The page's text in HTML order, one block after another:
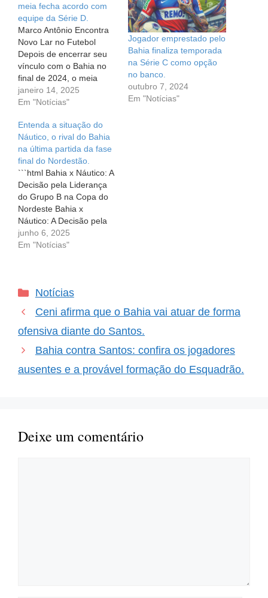
meia fecha acordo com
equipe da Série D.
Marco Antônio Encontra
Novo Lar no Futebol
Depois de encerrar seu
vínculo com o Bahia no
final de 2024, o meia
Marco Antônio já está de
olho em um novo desafio.
em sua carreira e vai
atuar pelo Água Santa,
um time que está
prestes…
janeiro 14, 2025
Em "Notícias"
Jogador emprestado pelo
Bahia finaliza temporada
na Série C como opção
no banco.
outubro 7, 2024
Em "Notícias"
Entenda a situação do
Náutico, o rival do Bahia
na última partida da fase
final do Nordestão.
```html Bahia x Náutico: A
Decisão pela Liderança
do Grupo B na Copa do
Nordeste Bahia x
Náutico: A Decisão pela
Liderança do Grupo B na
Copa do Nordeste A
com a liderança do grupo
junho 6, 2025
Em "Notícias"
Categorias
Notícias
Ceni afirma que o Bahia vai atuar de forma
ofensiva diante do Santos.
Bahia contra Santos: confira os jogadores
ausentes e a provável formação do Esquadrão.
Deixe um comentário